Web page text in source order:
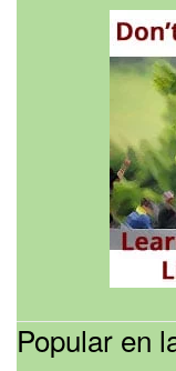
Popular en